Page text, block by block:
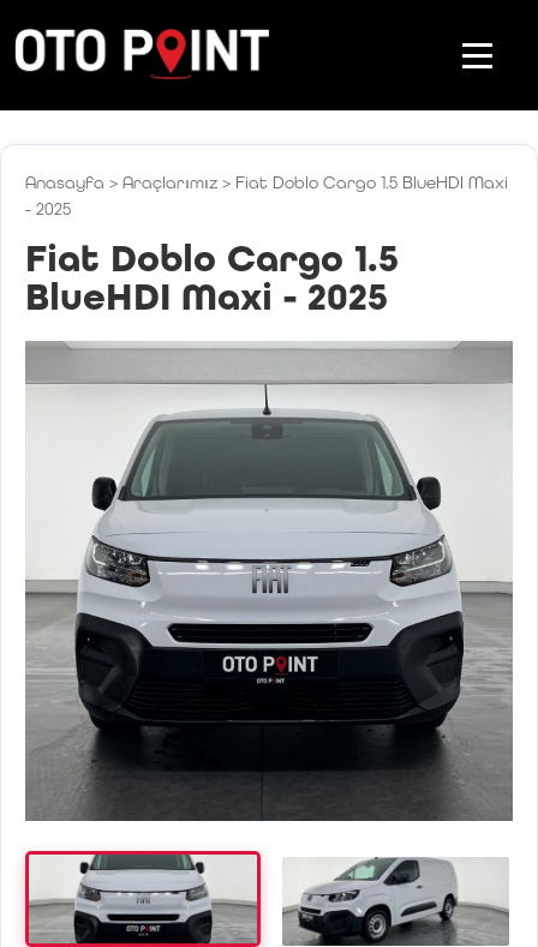
Anasayfa > Araçlarımız > Fiat Doblo Cargo 1.5 BlueHDI Maxi
- 2025
Fiat Doblo Cargo 1.5
BlueHDI Maxi - 2025